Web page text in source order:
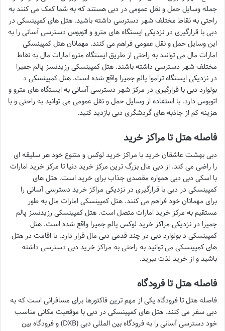
جمله وسایل حمل و نقل عمومی در دبی هستند که به شما کمک می کنند به
راحتی به نقاط مختلف شهر دسترسی داشته باشید. هتل های کمپینسکی در
دبی با قرارگیری در نزدیکی ایستگاه های مترو و اتوبوس دسترسی آسانی را به
این وسایل حمل و نقل عمومی فراهم می کنند. مهمانان هتل کمپینسکی
امارات مال می توانند به راحتی از طریق ایستگاه مترو امارات مال به نقاط
مختلف شهر دسترسی داشته باشند. هتل کمپینسکی رزیدنسز پالم جمیرا
در نزدیکی ایستگاه تراموا پالم جمیرا واقع شده است. هتل کمپینسکی د
بولوارد دبی با قرارگیری در مرکز شهر دسترسی آسانی به ایستگاه های مترو و
اتوبوس دارد. با استفاده از وسایل حمل و نقل عمومی می توانید به راحتی و با
هزینه کم از جاذبه های گردشگری دبی بازدید کنید.
فاصله هتل تا مراکز خرید
دبی بهشت عاشقان خرید با مراکز خرید لوکس و متنوع خود هر سلیقه ای
را راضی می کند. از دبی مال بزرگ ترین مرکز خرید دنیا تا مرکز خرید امارات
با اسکی دبی دبی همواره مقصدی جذاب برای خرید است. هتل های
کمپینسکی در دبی با قرارگیری در نزدیکی مراکز خرید دسترسی آسانی را
برای مهمانان خود فراهم می کنند. هتل کمپینسکی امارات مال به طور
مستقیم به مرکز خرید امارات متصل است. هتل کمپینسکی رزیدنسز پالم
جمیرا در نزدیکی مراکز خرید لوکس پالم جمیرا واقع شده است. هتل
کمپینسکی د بولوارد دبی در چند قدمی دبی مال قرار دارد. با اقامت در هتل
های کمپینسکی می توانید به راحتی به مراکز خرید دبی دسترسی داشته
باشید و از خرید لذت ببرید.
فاصله هتل تا فرودگاه
فاصله هتل تا فرودگاه یکی از مهم ترین فاکتورها برای مسافرانی است که به
دبی سفر می کنند. هتل های کمپینسکی در دبی با موقعیت مکانی مناسب
خود دسترسی آسانی را به فرودگاه بین المللی دبی (DXB) و فرودگاه بین